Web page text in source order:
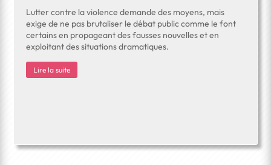
Lutter contre la violence demande des moyens, mais
exige de ne pas brutaliser le débat public comme le font
certains en propageant des fausses nouvelles et en
exploitant des situations dramatiques.
Lire la suite